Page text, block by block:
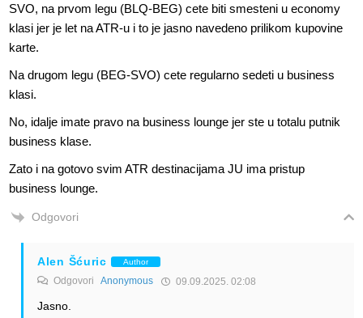
SVO, na prvom legu (BLQ-BEG) cete biti smesteni u economy
klasi jer je let na ATR-u i to je jasno navedeno prilikom kupovine
karte.
Na drugom legu (BEG-SVO) cete regularno sedeti u business
klasi.
No, idalje imate pravo na business lounge jer ste u totalu putnik
business klase.
Zato i na gotovo svim ATR destinacijama JU ima pristup
business lounge.
Odgovori
Alen Šćuric Author
Odgovori Anonymous 09.09.2025. 02:08
Jasno.